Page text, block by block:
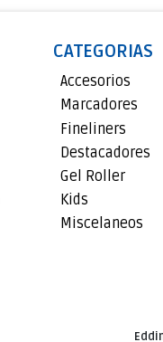
CATEGORIAS
Accesorios
Marcadores
Fineliners
Destacadores
Gel Roller
Kids
Miscelaneos